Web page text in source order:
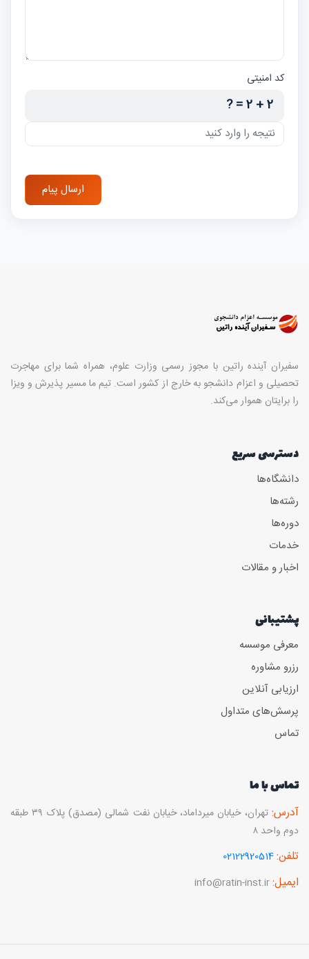
کد امنیتی
2 + 2 = ?
ارسال پیام
سفیران آینده راتین با مجوز رسمی وزارت علوم، همراه شما برای مهاجرت
تحصیلی و اعزام دانشجو به خارج از کشور است. تیم ما مسیر پذیرش و ویزا
را برایتان هموار می‌کند.
دسترسی سریع
دانشگاه‌ها
رشته‌ها
دوره‌ها
خدمات
اخبار و مقالات
پشتیبانی
معرفی موسسه
رزرو مشاوره
ارزیابی آنلاین
پرسش‌های متداول
تماس
تماس با ما
آدرس:
تهران، خیابان میرداماد، خیابان نفت شمالی (مصدق) پلاک ۳۹ طبقه
دوم واحد ۸
تلفن:02122920514
ایمیل: